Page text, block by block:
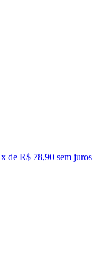
x de R$ 78,90 sem juros